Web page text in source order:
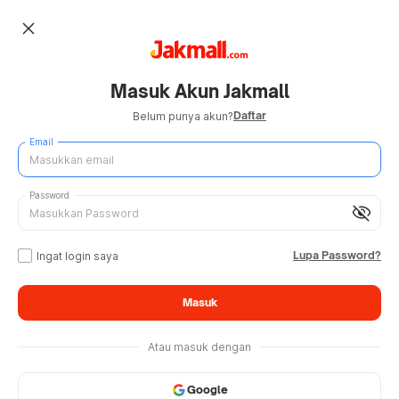
close
Masuk Akun Jakmall
Belum punya akun?Daftar
Email
visibility_off
Password
Ingat login saya Lupa Password?
Masuk
Atau masuk dengan
Google